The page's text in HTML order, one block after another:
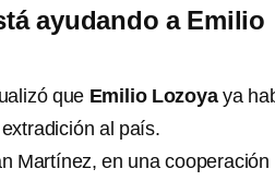
ayudando a Emilio
que Emilio Lozoyaya
al país.
Martínez, en una cooperación